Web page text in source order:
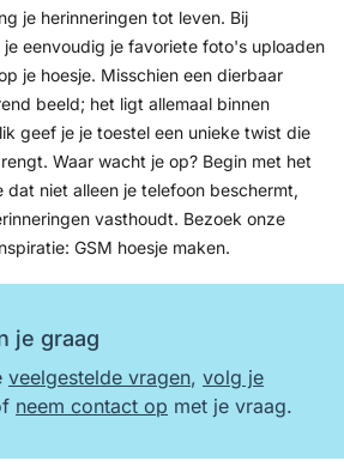
je herinneringen tot leven. Bij
je eenvoudig je favoriete foto's uploaden
je hoesje. Misschien een dierbaar
beeld; het ligt allemaal binnen
geef je je toestel een unieke twist die
Waar wacht je op? Begin met het
dat niet alleen je telefoon beschermt,
vasthoudt. Bezoek onze
GSM hoesje maken.
je graag
veelgestelde vragen, volg je
neem contact op met je vraag.